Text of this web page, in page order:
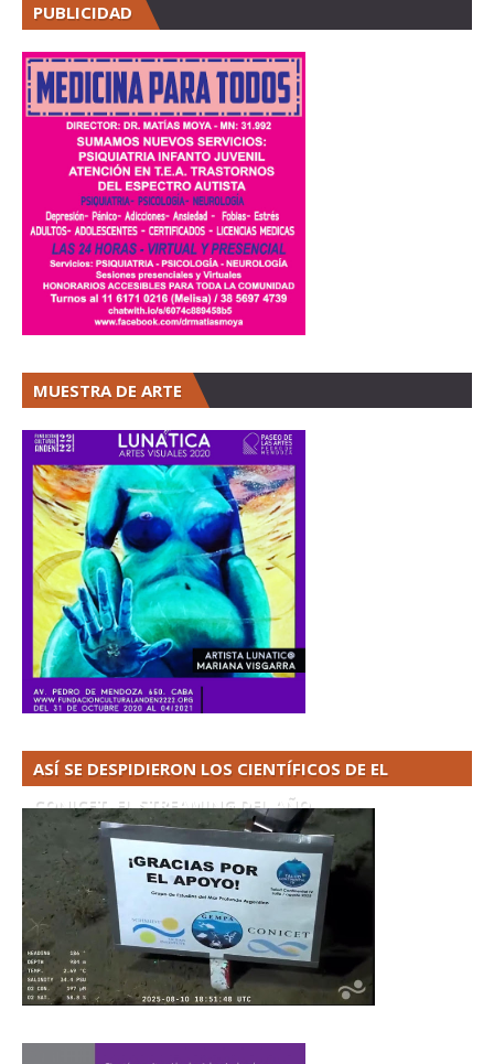
PUBLICIDAD
MUESTRA DE ARTE
ASÍ SE DESPIDIERON LOS CIENTÍFICOS DE EL
CONICET. EL STREAMING DEL AÑO